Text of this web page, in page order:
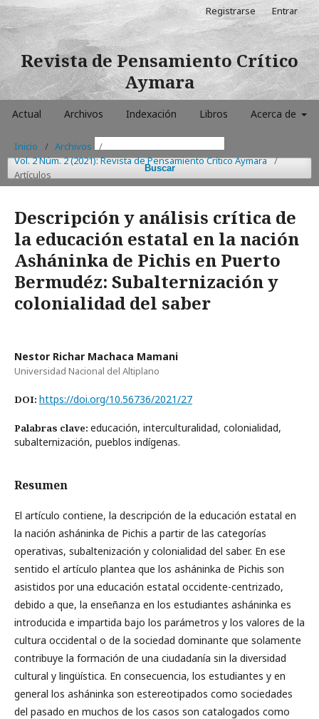
Revista de Pensamiento Crítico
Aymara
Actual Archivos Indexación Libros Acerca de
Buscar
Registrarse Entrar
Inicio / Archivos
/
Vol. 2 Núm. 2 (2021): Revista de Pensamiento Crítico Aymara /
Artículos
Descripción y análisis crítica de
la educación estatal en la nación
Asháninka de Pichis en Puerto
Bermudéz: Subalternización y
colonialidad del saber
Nestor Richar Machaca Mamani
Universidad Nacional del Altiplano
DOI: https://doi.org/10.56736/2021/27
Palabras clave: educación, interculturalidad, colonialidad,
subalternización, pueblos indígenas.
Resumen
El artículo contiene, la descripción de la educación estatal en
la nación asháninka de Pichis a partir de las categorías
operativas, subaltenización y colonialidad del saber. En ese
sentido el artículo plantea que los asháninka de Pichis son
asistidos por una educación estatal occidente-centrizado,
debido a que, la enseñanza en los estudiantes asháninka es
introducida e impartida bajo los parámetros y los valores de la
cultura occidental o de la sociedad dominante que solamente
contribuye la formación de una ciudadanía sin la diversidad
cultural y lingüística. En consecuencia, los estudiantes y en
general los asháninka son estereotipados como sociedades
del pasado en muchos de los casos son catalogados como